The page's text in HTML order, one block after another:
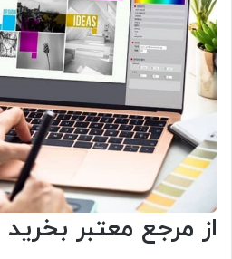
از مرجع معتبر بخرید